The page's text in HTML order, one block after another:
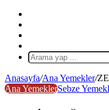
görünümü
değiştir
Anasayfa/Ana Yemekler/
Ana YemeklerSebze